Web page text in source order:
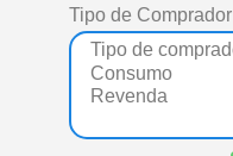
Tipo de Comprador